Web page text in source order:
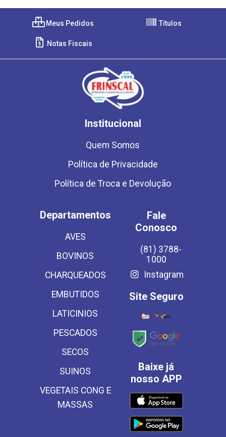
Meus Pedidos Títulos
Notas Fiscais
Institucional
Quem Somos
Política de Privacidade
Política de Troca e Devolução
Departamentos
AVES
BOVINOS
CHARQUEADOS
EMBUTIDOS
LATICINIOS
PESCADOS
SECOS
SUINOS
VEGETAIS CONG E
MASSAS
Fale
Conosco
(81) 3788-
1000
Instagram
Site Seguro
Baixe já
nosso APP